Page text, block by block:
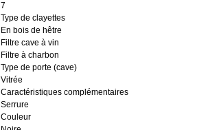
7
Type de clayettes
En bois de hêtre
Filtre cave à vin
Filtre à charbon
Type de porte (cave)
Vitrée
Caractéristiques complémentaires
Serrure
Couleur